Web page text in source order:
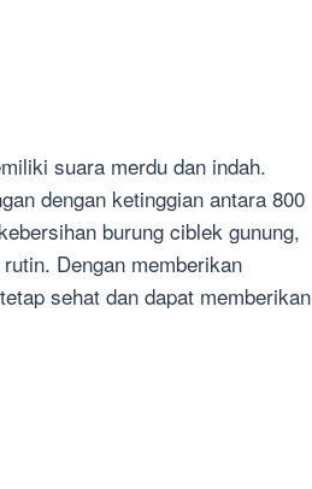
suara merdu dan indah.
dengan ketinggian antara 800
burung ciblek gunung,
Dengan memberikan
sehat dan dapat memberikan